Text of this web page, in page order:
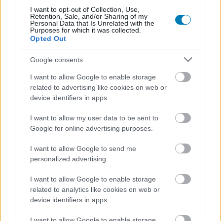
I want to opt-out of Collection, Use,
Retention, Sale, and/or Sharing of my
Personal Data that Is Unrelated with the
Purposes for which it was collected.
Opted Out
Google consents
I want to allow Google to enable storage
related to advertising like cookies on web or
device identifiers in apps.
I want to allow my user data to be sent to
Google for online advertising purposes.
I want to allow Google to send me
personalized advertising.
I want to allow Google to enable storage
related to analytics like cookies on web or
device identifiers in apps.
Vaiana és egy patkány is
lenyomta Daredevilt
2025 március 19. 18:29
A mesehősök már megint népszerűbbek, mint a
képregényes igazságosztók.